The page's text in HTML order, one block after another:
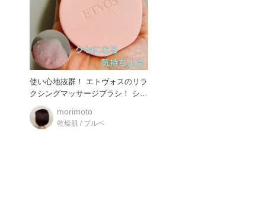
使い心地抜群！ エトヴォスのリラ
クシングマッサージブラシ！ シャ
ンプー時に手軽に頭
morimoto
乾燥肌 / ブルベ